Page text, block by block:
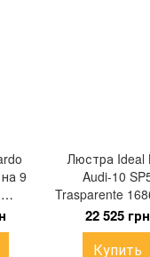
9
50 ×
Люстра Ideal
Audi-10
Trasparente
5 ламп E27,
48,5 × min40/
100 см
22 525 грн
Купить